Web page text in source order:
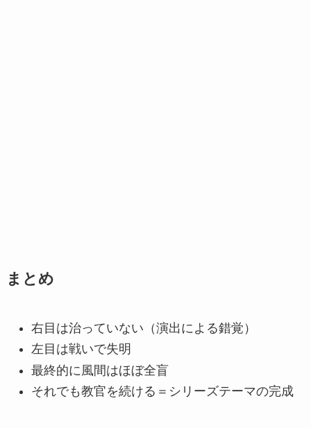
まとめ
右目は治っていない（演出による錯覚）
左目は戦いで失明
最終的に風間はほぼ全盲
それでも教官を続ける＝シリーズテーマの完成